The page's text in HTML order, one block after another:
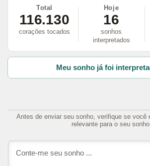
Total
116.130
corações tocados
Hoje
16
sonhos
interpretados
Meu sonho já foi
Antes de enviar seu sonho, verifique se você
relevante para o seu sonho.